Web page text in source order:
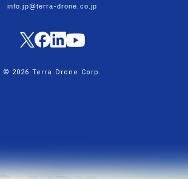
info.jp@terra-drone.co.jp
© 2026 Terra Drone Corp.